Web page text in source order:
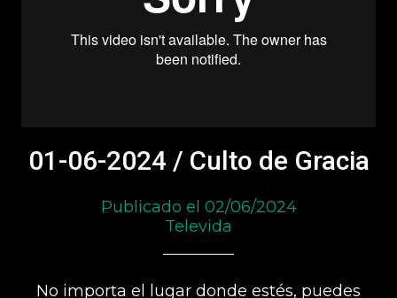
01-06-2024 / Culto de Gracia
Publicado el 02/06/2024
Televida
No importa el lugar donde estés, puedes